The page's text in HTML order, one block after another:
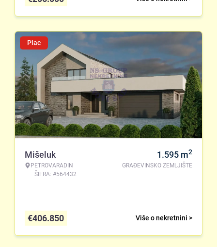
Plac
Mišeluk
PETROVARADIN
ŠIFRA: #564432
1.595 m2
GRAĐEVINSKO ZEMLJIŠTE
Više o nekretnini >
€406.850